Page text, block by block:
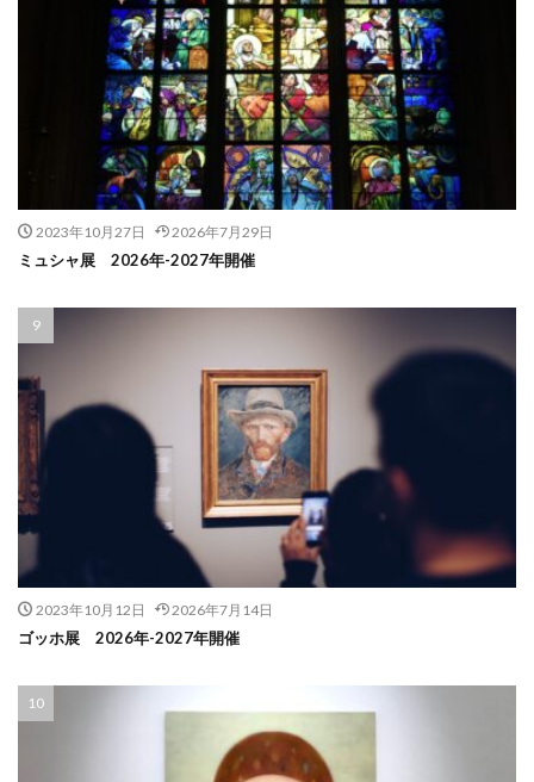
2023年10月27日 2026年7月29日
ミュシャ展 2026年-2027年開催
2023年10月12日 2026年7月14日
ゴッホ展 2026年-2027年開催